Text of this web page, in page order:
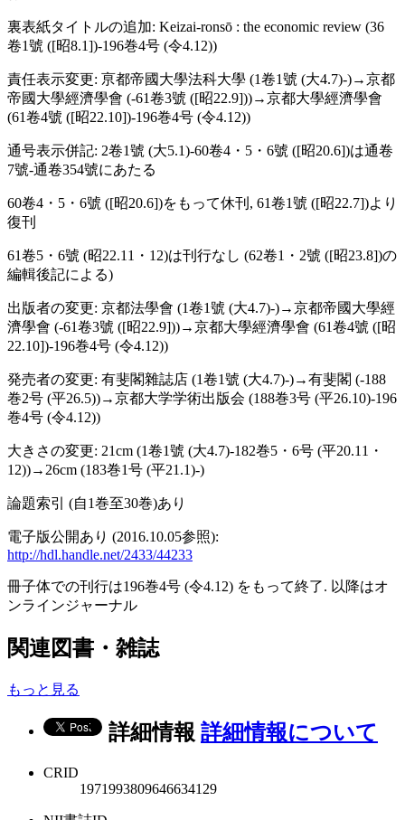
裏表紙タイトルの追加: Keizai-ronsō : the economic review (36
卷1號 ([昭8.1])-196巻4号 (令4.12))
責任表示変更: 亰都帝國大學法科大學 (1卷1號 (大4.7)-)→京都
帝國大學經濟學會 (-61卷3號 ([昭22.9]))→京都大學經濟學會
(61卷4號 ([昭22.10])-196巻4号 (令4.12))
通号表示併記: 2卷1號 (大5.1)-60卷4・5・6號 ([昭20.6])は通卷
7號-通卷354號にあたる
60卷4・5・6號 ([昭20.6])をもって休刊, 61卷1號 ([昭22.7])より
復刊
61卷5・6號 (昭22.11・12)は刊行なし (62卷1・2號 ([昭23.8])の
編輯後記による)
出版者の変更: 京都法學會 (1卷1號 (大4.7)-)→京都帝國大學經
濟學會 (-61卷3號 ([昭22.9]))→京都大學經濟學會 (61卷4號 ([昭
22.10])-196巻4号 (令4.12))
発売者の変更: 有斐閣雜誌店 (1卷1號 (大4.7)-)→有斐閣 (-188
巻2号 (平26.5))→京都大学学術出版会 (188巻3号 (平26.10)-196
巻4号 (令4.12))
大きさの変更: 21cm (1卷1號 (大4.7)-182巻5・6号 (平20.11・
12))→26cm (183巻1号 (平21.1)-)
論題索引 (自1巻至30巻)あり
電子版公開あり (2016.10.05参照):
http://hdl.handle.net/2433/44233
冊子体での刊行は196巻4号 (令4.12) をもって終了. 以降はオ
ンラインジャーナル
関連図書・雑誌
もっと見る
詳細情報 詳細情報について
CRID
1971993809646634129